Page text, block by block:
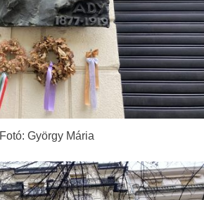
Fotó: György Mária